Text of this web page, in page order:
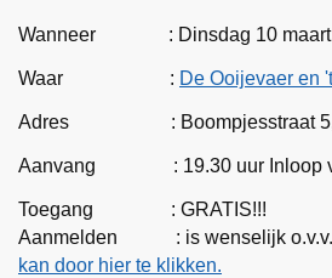
Wanneer : Dinsdag 10 maart
Waar : De Ooijevaer en
Adres : Boompjesstraat 5,
Aanvang : 19.30 uur Inloop
Toegang : GRATIS!!!
Aanmelden : is wenselijk o.v.v.
kan door hier te klikken.